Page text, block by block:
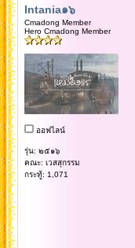
Intania๑๖
Cmadong Member
Hero Cmadong Member
ออฟไลน์
รุ่น: ๒๕๑๖
คณะ: เวสสุกรรม
กระทู้: 1,071